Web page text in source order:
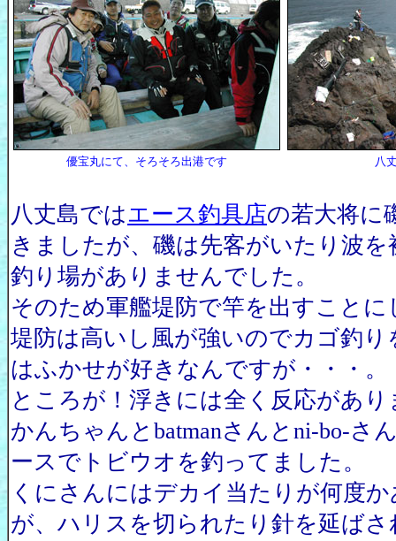
優宝丸にて、そろそろ出港です 八
八丈島ではエース釣具店の若大将に
きましたが、磯は先客がいたり波
釣り場がありませんでした。
そのため軍艦堤防で竿を出すことに
堤防は高いし風が強いのでカゴ釣
はふかせが好きなんですが・・・。
ところが！浮きには全く反応があり
かんちゃんとbatmanさんとni-bo-さ
ースでトビウオを釣ってました。
くにさんにはデカイ当たりが何度
が、ハリスを切られたり針を延ば